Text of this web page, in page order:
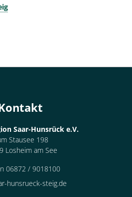
Saar-Hunsrück e.V.
Stausee 198
Losheim am See
06872 / 9018100
hunsrueck-steig.de